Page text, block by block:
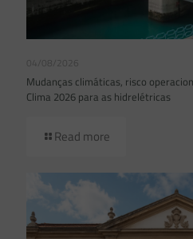
04/08/2026
Mudanças climáticas, risco
Clima 2026 para as hidrelétricas
Read more